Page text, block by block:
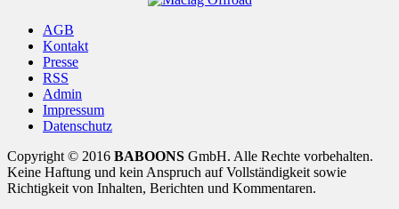
AGB
Kontakt
Presse
RSS
Admin
Impressum
Datenschutz
Copyright © 2016 BABOONS GmbH. Alle Rechte vorbehalten.
Keine Haftung und kein Anspruch auf Vollständigkeit sowie
Richtigkeit von Inhalten, Berichten und Kommentaren.